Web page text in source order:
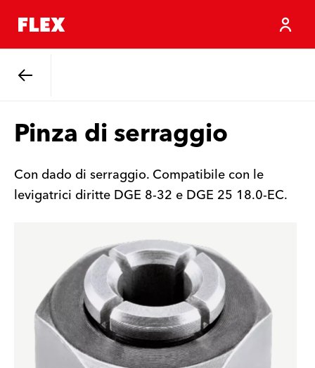
Pinza di serraggio
Con dado di serraggio. Compatibile con le
levigatrici diritte DGE 8-32 e DGE 25 18.0-EC.